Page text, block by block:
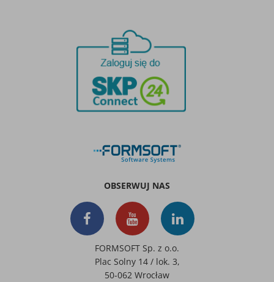
OBSERWUJ NAS
FORMSOFT Sp. z o.o.
Plac Solny 14 / lok. 3,
50-062 Wrocław